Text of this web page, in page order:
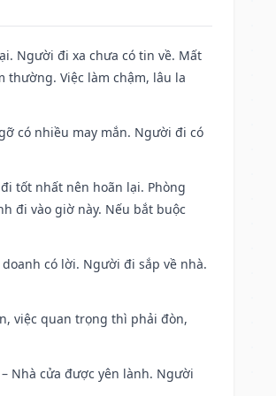
Người đi xa chưa có tin về. Mất
Việc làm chậm, lâu la
có nhiều may mắn. Người đi có
tốt nhất nên hoãn lại. Phòng
đi vào giờ này. Nếu bắt buộc
có lời. Người đi sắp về nhà.
việc quan trọng thì phải đòn,
Nhà cửa được yên lành. Người